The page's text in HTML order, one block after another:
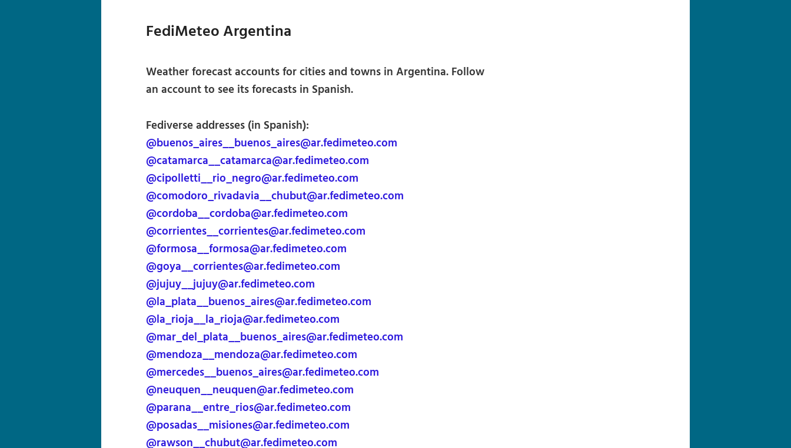
FediMeteo Argentina
Weather forecast accounts for cities and towns in Argentina. Follow
an account to see its forecasts in Spanish.
Fediverse addresses (in Spanish):
@buenos_aires__buenos_aires@ar.fedimeteo.com
@catamarca__catamarca@ar.fedimeteo.com
@cipolletti__rio_negro@ar.fedimeteo.com
@comodoro_rivadavia__chubut@ar.fedimeteo.com
@cordoba__cordoba@ar.fedimeteo.com
@corrientes__corrientes@ar.fedimeteo.com
@formosa__formosa@ar.fedimeteo.com
@goya__corrientes@ar.fedimeteo.com
@jujuy__jujuy@ar.fedimeteo.com
@la_plata__buenos_aires@ar.fedimeteo.com
@la_rioja__la_rioja@ar.fedimeteo.com
@mar_del_plata__buenos_aires@ar.fedimeteo.com
@mendoza__mendoza@ar.fedimeteo.com
@mercedes__buenos_aires@ar.fedimeteo.com
@neuquen__neuquen@ar.fedimeteo.com
@parana__entre_rios@ar.fedimeteo.com
@posadas__misiones@ar.fedimeteo.com
@rawson__chubut@ar.fedimeteo.com